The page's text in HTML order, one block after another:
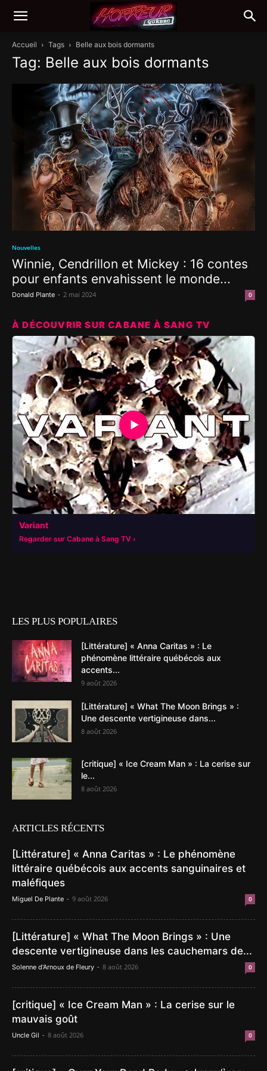
Accueil Tags Belle aux bois dormants
Tag: Belle aux bois dormants
Nouvelles
Winnie, Cendrillon et Mickey : 16 contes
pour enfants envahissent le monde...
Donald Plante - 2 mai 2024 0
À DÉCOUVRIR SUR CABANE À SANG TV
▶
Variant
Regarder sur Cabane à Sang TV
LES PLUS POPULAIRES
[Littérature] « Anna Caritas » : Le
phénomène littéraire québécois aux
accents...
9 août 2026
[Littérature] « What The Moon Brings » :
Une descente vertigineuse dans...
8 août 2026
[critique] « Ice Cream Man » : La cerise sur
le...
8 août 2026
ARTICLES RÉCENTS
[Littérature] « Anna Caritas » : Le phénomène
littéraire québécois aux accents sanguinaires et
maléfiques
Miguel De Plante - 9 août 2026 0
[Littérature] « What The Moon Brings » : Une
descente vertigineuse dans les cauchemars de...
Solenne d'Arnoux de Fleury - 8 août 2026 0
[critique] « Ice Cream Man » : La cerise sur le
mauvais goût
Uncle Gil - 8 août 2026 0